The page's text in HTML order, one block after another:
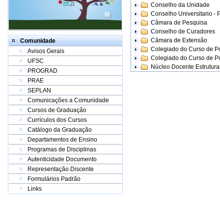
Comunidade
Avisos Gerais
UFSC
PROGRAD
PRAE
SEPLAN
Comunicações a Comunidade
Cursos de Graduação
Currículos dos Cursos
Catálogo da Graduação
Departamentos de Ensino
Programas de Disciplinas
Autenticidade Documento
Representação Discente
Formulários Padrão
Links
Conselho da Unidade
Conselho Universitario -
Câmara de Pesquisa
Conselho de Curadores
Câmara de Extensão
Colegiado do Curso de
Colegiado do Curso de
Núcleo Docente